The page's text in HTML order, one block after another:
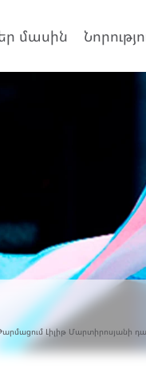
մասին
Լիլիթ Մարտիրոսյանի